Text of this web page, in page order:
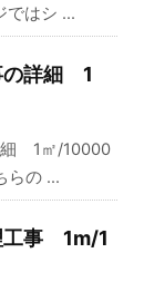
はシ ...
の詳細 1
細 1㎡/10000
らの ...
工事 1m/1